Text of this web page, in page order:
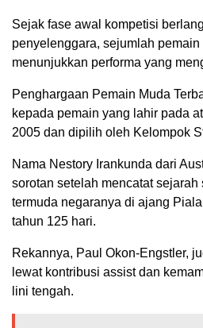
Sejak fase awal kompetisi
penyelenggara, sejumlah pemain
menunjukkan performa yang
Penghargaan Pemain Muda
kepada pemain yang lahir pada
2005 dan dipilih oleh Kelompok
Nama Nestory Irankunda dari
sorotan setelah mencatat sejarah
termuda negaranya di ajang
tahun 125 hari.
Rekannya, Paul Okon-Engstler,
lewat kontribusi assist dan
lini tengah.